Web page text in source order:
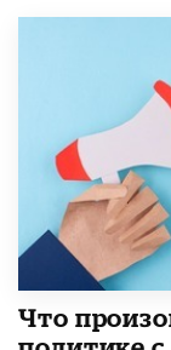
​Что